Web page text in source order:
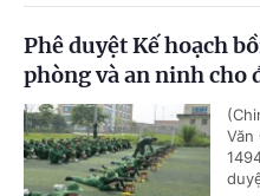
Phê duyệt Kế hoạch
phòng và an ninh cho
Văn